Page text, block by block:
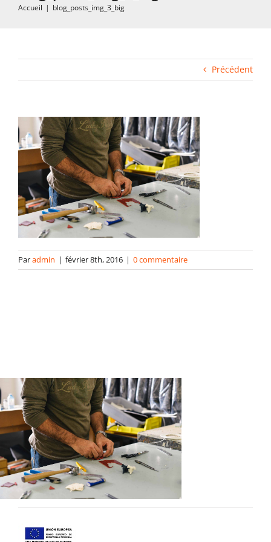
Gabarits
contact
Accueil | blog_posts_img_3_big
Précédent
Paradmin | février 8th, 2016 | 0 commentaire